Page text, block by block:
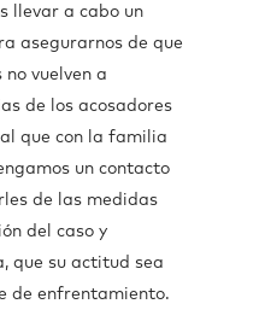
llevar a cabo un
asegurarnos de que
vuelven a
de los acosadores
que con la familia
un contacto
de las medidas
del caso y
que su actitud sea
de enfrentamiento.